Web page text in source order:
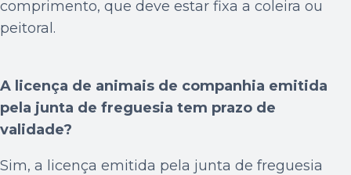
comprimento, que deve estar fixa a coleira ou
peitoral.
A licença de animais de companhia emitida
pela junta de freguesia tem prazo de
validade?
Sim, a licença emitida pela junta de freguesia